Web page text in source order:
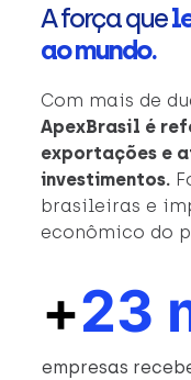
A força que
ao mundo.
Com mais de
ApexBrasil é
exportações e
investimentos.
brasileiras e
econômico do
+23
empresas